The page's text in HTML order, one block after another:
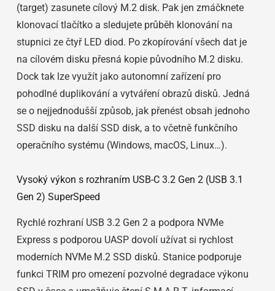
(target) zasunete cílový M.2 disk. Pak jen zmáčknete
klonovací tlačítko a sledujete průběh klonování na
stupnici ze čtyř LED diod. Po zkopírování všech dat je
na cílovém disku přesná kopie původního M.2 disku.
Dock tak lze využít jako autonomní zařízení pro
pohodlné duplikování a vytváření obrazů disků. Jedná
se o nejjednodušší způsob, jak přenést obsah jednoho
SSD disku na další SSD disk, a to včetně funkčního
operačního systému (Windows, macOS, Linux…).
Vysoký výkon s rozhraním USB-C 3.2 Gen 2 (USB 3.1
Gen 2) SuperSpeed
Rychlé rozhraní USB 3.2 Gen 2 a podpora NVMe
Express s podporou UASP dovolí užívat si rychlost
moderních NVMe M.2 SSD disků. Stanice podporuje
funkci TRIM pro omezení pozvolné degradace výkonu